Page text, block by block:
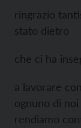
ringrazio
stato dietro
che ci ha
a lavorare
ognuno di
rendiamo